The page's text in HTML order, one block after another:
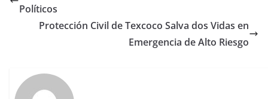
Políticos
Protección Civil de Texcoco Salva dos Vidas en
Emergencia de Alto Riesgo